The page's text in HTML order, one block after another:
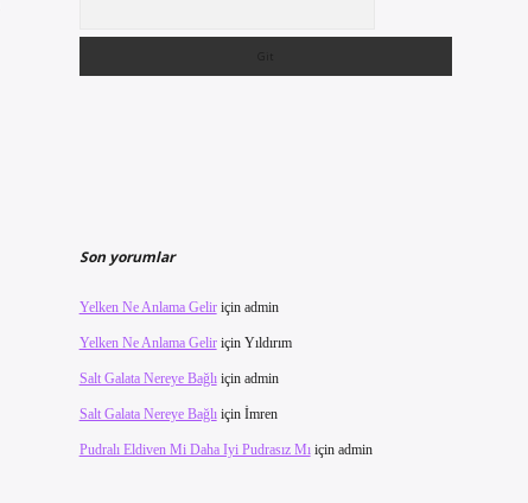
Son yorumlar
Yelken Ne Anlama Geliriçin admin
Yelken Ne Anlama Geliriçin Yıldırım
Salt Galata Nereye Bağlıiçin admin
Salt Galata Nereye Bağlıiçin İmren
Pudralı Eldiven Mi Daha Iyi Pudrasız Mıiçin admin